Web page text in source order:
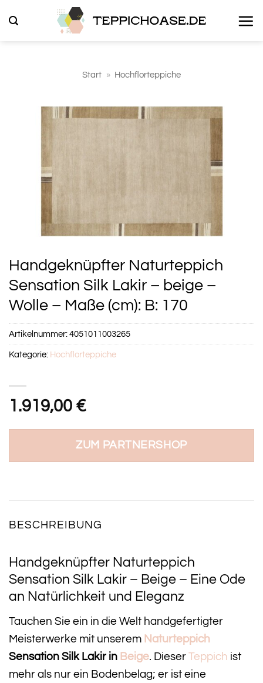
Inhalt
Start » Hochflorteppiche
Handgeknüpfter Naturteppich
Sensation Silk Lakir – beige –
Wolle – Maße (cm): B: 170
1.919,00 €
ZUM PARTNERSHOP
Artikelnummer:4051011003265
Kategorie: Hochflorteppiche
BESCHREIBUNG
Handgeknüpfter Naturteppich
Sensation Silk Lakir – Beige – Eine Ode
an Natürlichkeit und Eleganz
Tauchen Sie ein in die Welt handgefertigter
Meisterwerke mit unserem Naturteppich
Sensation Silk Lakir in Beige. Dieser Teppich ist
mehr als nur ein Bodenbelag; er ist eine